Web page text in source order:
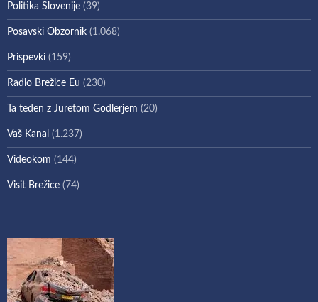
Politika Slovenije (39)
Posavski Obzornik (1.068)
Prispevki (159)
Radio Brežice Eu (230)
Ta teden z Juretom Godlerjem (20)
Vaš Kanal (1.237)
Videokom (144)
Visit Brežice (74)